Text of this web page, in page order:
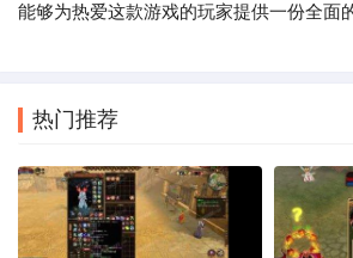
能够为热爱这款游戏的玩家提供一份全面
热门推荐